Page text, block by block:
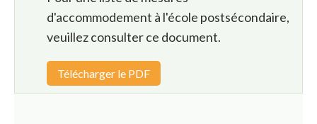
d'accommodement à l'école postsécondaire,
veuillez consulter ce document.
Télécharger le PDF